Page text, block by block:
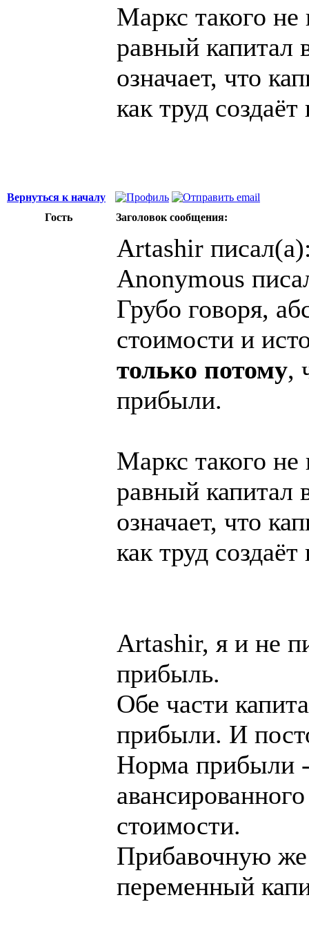
Маркс такого
равный капитал
означает, что
как труд
Вернуться к началу
Гость
Заголовок сообщения:
Artashir
Anonymous
Грубо говоря,
стоимости и
только потому,
прибыли.
Маркс такого
равный капитал
означает, что
как труд
Artashir, я и не
прибыль.
Обе части
прибыли. И
Норма прибыли
стоимости.
Прибавочную же
переменный